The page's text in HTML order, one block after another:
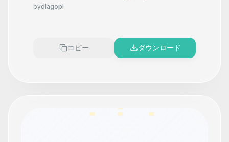
from Keywords to WordPress
bydiagopl
コピー ダウンロード